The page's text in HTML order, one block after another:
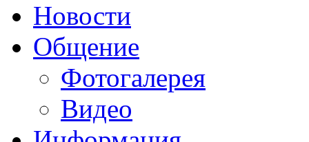
Новости
Общение
Фотогалерея
Видео